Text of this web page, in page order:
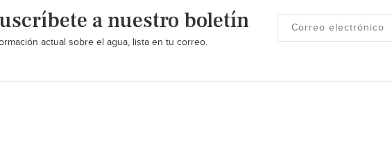
a nuestro boletín
actual sobre el agua, lista en tu correo.